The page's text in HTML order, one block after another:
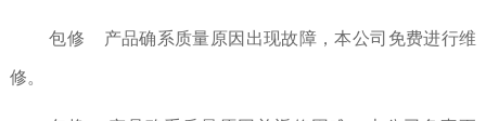
包修 产品确系质量原因出现故障，本公司免费进行维
修。